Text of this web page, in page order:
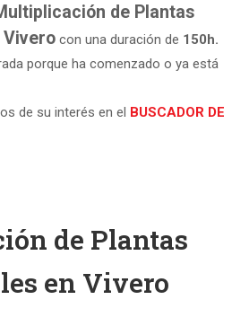
de Plantas
Vivero con una duración de 150h.
porque ha comenzado o ya está
de su interés en el BUSCADOR DE
de Plantas
en Vivero